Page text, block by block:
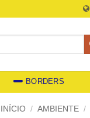
BORDERS
INÍCIO / AMBIENTE /